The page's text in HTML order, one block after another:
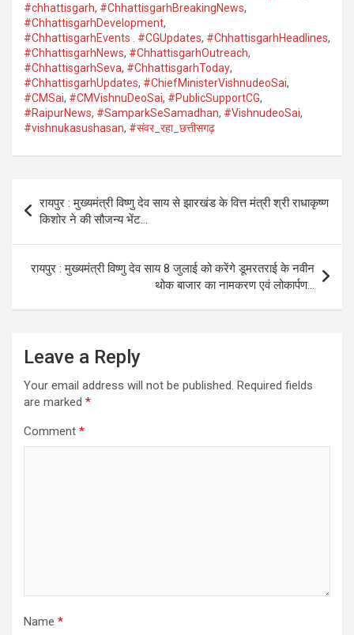
#chhattisgarh, #ChhattisgarhBreakingNews,
#ChhattisgarhDevelopment,
#ChhattisgarhEvents . #CGUpdates, #ChhattisgarhHeadlines,
#ChhattisgarhNews, #ChhattisgarhOutreach,
#ChhattisgarhSeva, #ChhattisgarhToday,
#ChhattisgarhUpdates, #ChiefMinisterVishnudeoSai,
#CMSai, #CMVishnuDeoSai, #PublicSupportCG,
#RaipurNews, #SamparkSeSamadhan, #VishnudeoSai,
#vishnukasushasan, #संवर_रहा_छत्तीसगढ़
navigation
रायपुर : मुख्यमंत्री विष्णु देव साय से झारखंड के वित्त मंत्री श्री राधाकृष्ण
किशोर ने की सौजन्य भेंट…
रायपुर : मुख्यमंत्री विष्णु देव साय 8 जुलाई को करेंगे डूमरतराई के नवीन
थोक बाजार का नामकरण एवं लोकार्पण…
Leave a Reply
Your email address will not be published. Required fields
are marked *
Comment *
Name *